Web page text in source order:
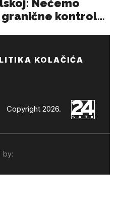
KOLAČIĆA
Copyright 2026.
by: